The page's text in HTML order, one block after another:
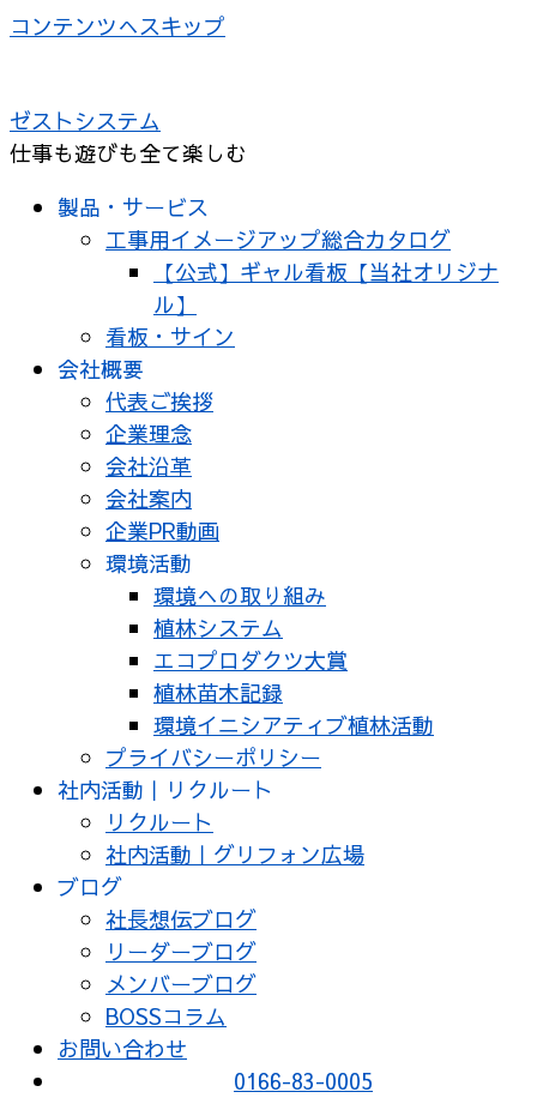
コンテンツへスキップ
ゼストシステム
仕事も遊びも全て楽しむ
製品・サービス
工事用イメージアップ総合カタログ
【公式】ギャル看板【当社オリジナ
ル】
看板・サイン
会社概要
代表ご挨拶
企業理念
会社沿革
会社案内
企業PR動画
環境活動
環境への取り組み
植林システム
エコプロダクツ大賞
植林苗木記録
環境イニシアティブ植林活動
プライバシーポリシー
社内活動｜リクルート
リクルート
社内活動｜グリフォン広場
ブログ
社長想伝ブログ
リーダーブログ
メンバーブログ
BOSSコラム
お問い合わせ
0166-83-0005